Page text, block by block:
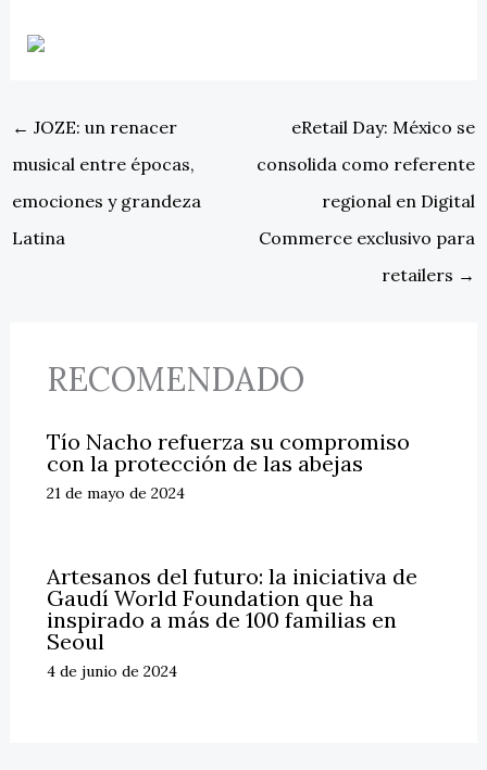
← JOZE: un renacer
musical entre épocas,
emociones y grandeza
Latina
eRetail Day: México se
consolida como referente
regional en Digital
Commerce exclusivo para
retailers →
RECOMENDADO
Tío Nacho refuerza su compromiso
con la protección de las abejas
21 de mayo de 2024
Artesanos del futuro: la iniciativa de
Gaudí World Foundation que ha
inspirado a más de 100 familias en
Seoul
4 de junio de 2024